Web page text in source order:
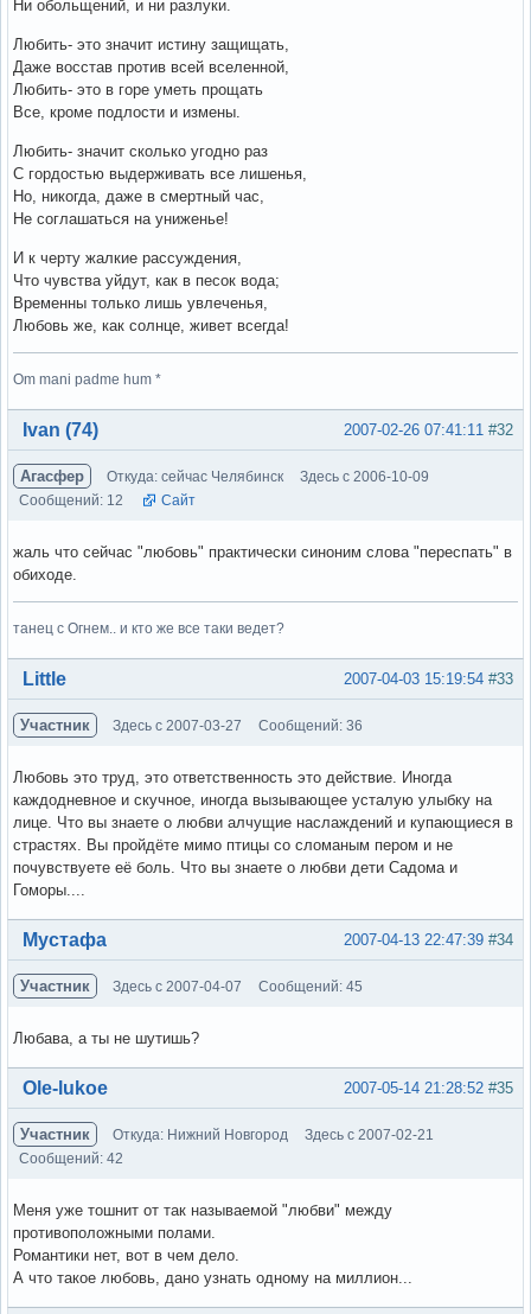
Ни обольщений, и ни разлуки.
Любить- это значит истину защищать,
Даже восстав против всей вселенной,
Любить- это в горе уметь прощать
Все, кроме подлости и измены.
Любить- значит сколько угодно раз
С гордостью выдерживать все лишенья,
Но, никогда, даже в смертный час,
Не соглашаться на униженье!
И к черту жалкие рассуждения,
Что чувства уйдут, как в песок вода;
Временны только лишь увлеченья,
Любовь же, как солнце, живет всегда!
Om mani padme hum *
Вне форума #32
2007-02-26 07:41:11
Ivan (74)
Агасфер Откуда: сейчас Челябинск
Здесь с 2006-10-09
Сообщений: 12
Сайт
жаль что сейчас "любовь" практически синоним слова "переспать" в
обиходе.
танец с Огнем.. и кто же все таки ведет?
Вне форума #33
2007-04-03 15:19:54
Little
Участник Здесь с 2007-03-27 Сообщений: 36
Любовь это труд, это ответственность это действие. Иногда
каждодневное и скучное, иногда вызывающее усталую улыбку на
лице. Что вы знаете о любви алчущие наслаждений и купающиеся в
страстях. Вы пройдёте мимо птицы со сломаным пером и не
почувствуете её боль. Что вы знаете о любви дети Садома и
Гоморы....
Вне форума #34
2007-04-13 22:47:39
Мустафа
Участник Здесь с 2007-04-07 Сообщений: 45
Любава, а ты не шутишь?
Вне форума #35
2007-05-14 21:28:52
Ole-lukoe
Участник Откуда: Нижний Новгород
Здесь с 2007-02-21
Сообщений: 42
Меня уже тошнит от так называемой "любви" между
противоположными полами.
Романтики нет, вот в чем дело.
А что такое любовь, дано узнать одному на миллион...